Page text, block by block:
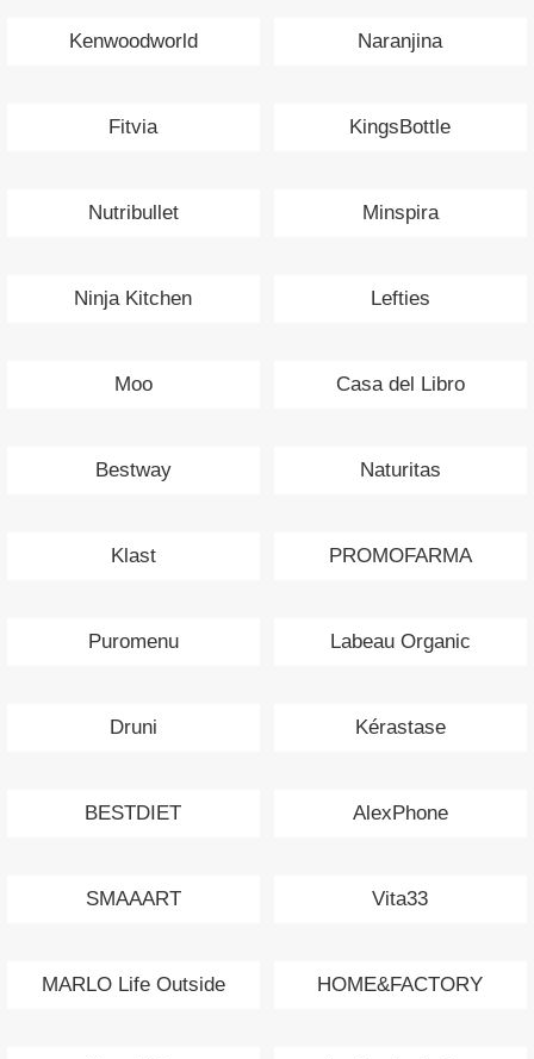
Kenwoodworld Naranjina
Fitvia KingsBottle
Nutribullet Minspira
Ninja Kitchen Lefties
Moo Casa del Libro
Bestway Naturitas
Klast PROMOFARMA
Puromenu Labeau Organic
Druni Kérastase
BESTDIET AlexPhone
SMAAART Vita33
MARLO Life Outside HOME&FACTORY